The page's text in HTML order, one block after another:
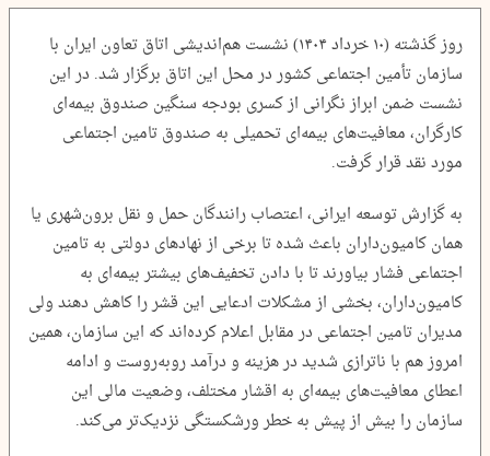
روز گذشته (۱۰ خرداد ۱۴۰۴) نشست هم‌اندیشی اتاق تعاون ایران با
سازمان تأمین اجتماعی کشور در محل این اتاق برگزار شد. در این
نشست ضمن ابراز نگرانی از کسری بودجه سنگین صندوق بیمه‌ای
کارگران، معافیت‌های بیمه‌ای تحمیلی به صندوق تامین اجتماعی
مورد نقد قرار گرفت.
به گزارش توسعه ایرانی، اعتصاب رانندگان حمل و نقل برون‌شهری یا
همان کامیون‌داران باعث شده تا برخی از نهادهای دولتی به تامین
اجتماعی فشار بیاورند تا با دادن تخفیف‌های بیشتر بیمه‌ای به
کامیون‌داران، بخشی از مشکلات ادعایی این قشر را کاهش دهند ولی
مدیران تامین اجتماعی در مقابل اعلام کرده‌اند که این سازمان، همین
امروز هم با ناترازی شدید در هزینه و درآمد روبه‌روست و ادامه
اعطای معافیت‌های بیمه‌ای به اقشار مختلف، وضعیت مالی این
سازمان را بیش از پیش به خطر ورشکستگی نزدیک‌تر می‌کند.